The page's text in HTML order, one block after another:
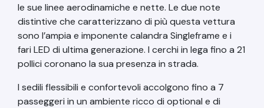
le sue linee aerodinamiche e nette. Le due note
distintive che caratterizzano di più questa vettura
sono l’ampia e imponente calandra Singleframe e i
fari LED di ultima generazione. I cerchi in lega fino a 21
pollici coronano la sua presenza in strada.
I sedili flessibili e confortevoli accolgono fino a 7
passeggeri in un ambiente ricco di optional e di